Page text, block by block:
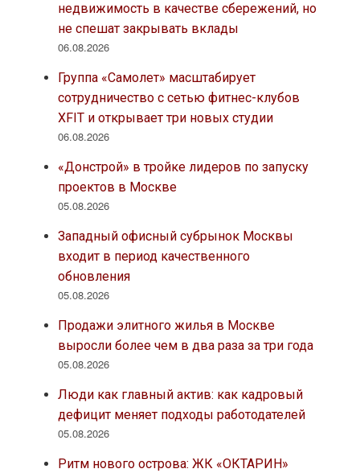
недвижимость в качестве сбережений, но
не спешат закрывать вклады
06.08.2026
Группа «Самолет» масштабирует
сотрудничество с сетью фитнес-клубов
XFIT и открывает три новых студии
06.08.2026
«Донстрой» в тройке лидеров по запуску
проектов в Москве
05.08.2026
Западный офисный субрынок Москвы
входит в период качественного
обновления
05.08.2026
Продажи элитного жилья в Москве
выросли более чем в два раза за три года
05.08.2026
Люди как главный актив: как кадровый
дефицит меняет подходы работодателей
05.08.2026
Ритм нового острова: ЖК «ОКТАРИН»